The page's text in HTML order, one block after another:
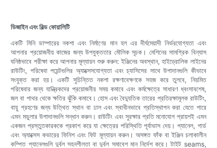
ডিজাইন এবং বিল্ড কোয়ালিটি
একটি মিনি ডাম্পারের নকশা এবং নির্মাণের মান হল এর দীর্ঘমেয়াদী নির্ভরযোগ্যতা এবং
আপনার প্রয়োজনীয় কাজের জন্য উপযুক্ততার মৌলিক সূচক। মেশিনের সামগ্রিক বিন্যাস
ঘনিষ্ঠভাবে পরীক্ষা করে আপনার মূল্যায়ন শুরু করুন: ইঞ্জিনের অবস্থান, হাইড্রোলিক লাইনের
রাউটিং, পরিষেবা পয়েন্টগুলির অ্যাক্সেসযোগ্যতা এবং চ্যাসিসের সাথে উপাদানগুলি কীভাবে
সংযুক্ত করা হয়। একটি সুচিন্তিত নকশা রক্ষণাবেক্ষণকে সহজ করে তুলবে, নিয়মিত
পরিষেবার জন্য যান্ত্রিকদের প্রয়োজনীয় সময় কমাবে এবং কর্মক্ষেত্রে সাধারণ ধ্বংসাবশেষ,
জল বা পাথর থেকে ক্ষতির ঝুঁকি কমাবে। হোস এবং বৈদ্যুতিক তারের প্রতিরক্ষামূলক রাউটিং,
বায়ু গ্রহণের জন্য উত্থিত স্থান বা ঢাল এবং স্বাধীনভাবে প্রতিস্থাপন করা যেতে পারে
এমন মডুলার উপাদানগুলি সন্ধান করুন। রাউটিং এবং সুরক্ষার প্রতি মনোযোগ প্রায়শই এমন
একজন প্রস্তুতকারককে প্রকাশ করে যা ক্ষেত্রের পরিস্থিতি পূর্বাভাস দেয়। প্যানেল, গার্ড
এবং অ্যাক্সেস কভারের ফিনিশ এবং ফিট মূল্যায়ন করুন। অসঙ্গত ফাঁক বা ইঞ্জিন চলাকালীন
কম্পিত প্যানেলগুলি দুর্বল সহনশীলতা বা দুর্বল সমাবেশ মান নির্দেশ করে। টাইট seams,